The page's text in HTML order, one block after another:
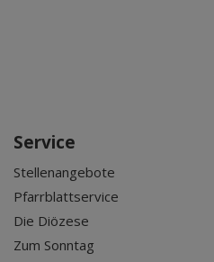
Service
Stellenangebote
Pfarrblattservice
Die Diözese
Zum Sonntag